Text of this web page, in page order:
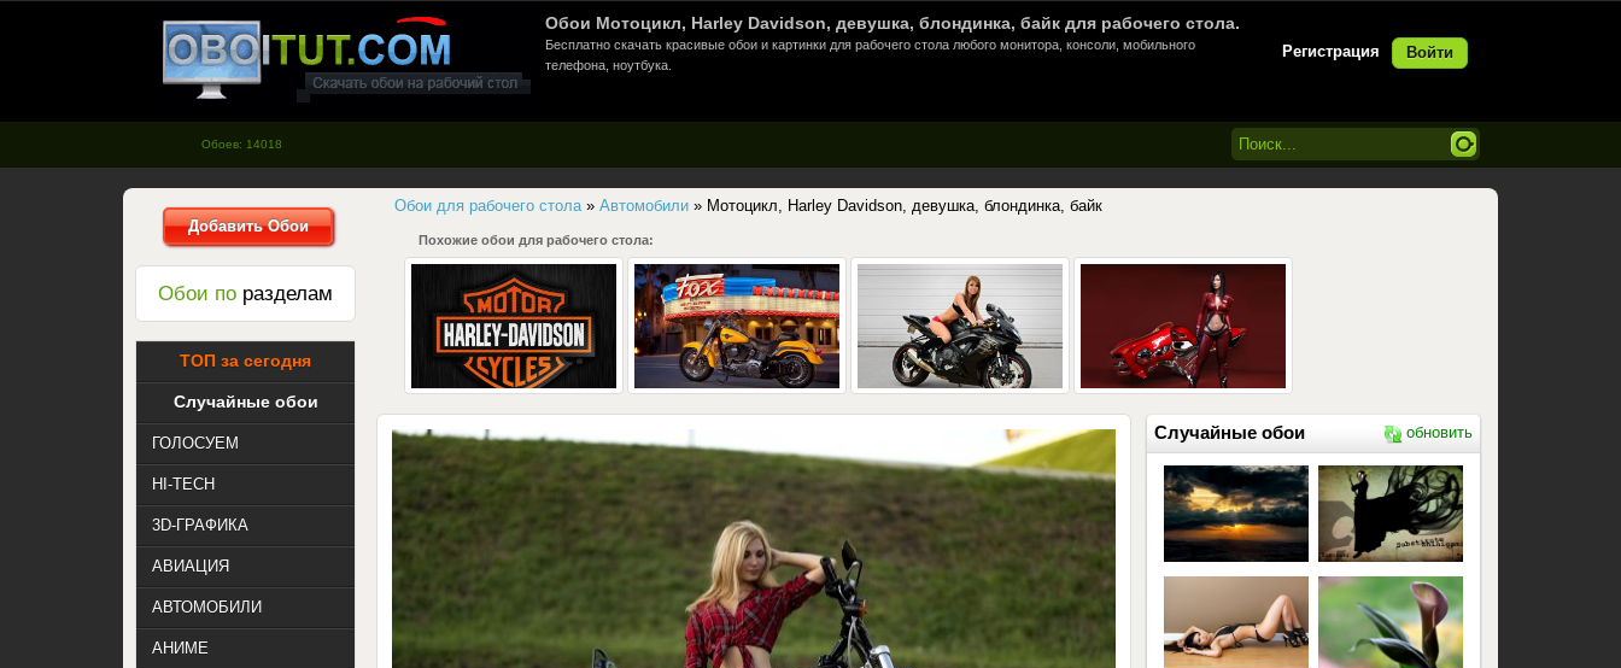
oboitut.com - Обои для рабочего
стола
Регистрация Войти
Обои Мотоцикл, Harley Davidson, девушка, блондинка, байк для рабочего стола.
Бесплатно скачать красивые обои и картинки для рабочего стола любого монитора, консоли, мобильного
телефона, ноутбука.
Обоев: 14018
Обои для рабочего стола» Автомобили » Мотоцикл, Harley Davidson, девушка, блондинка, байк
Похожие обои для рабочего стола:
Случайные обои обновить
Добавить Обои
Обои по разделам
ТОП за сегодня
Случайные обои
ГОЛОСУЕМ
HI-TECH
3D-ГРАФИКА
АВИАЦИЯ
АВТОМОБИЛИ
АНИМЕ